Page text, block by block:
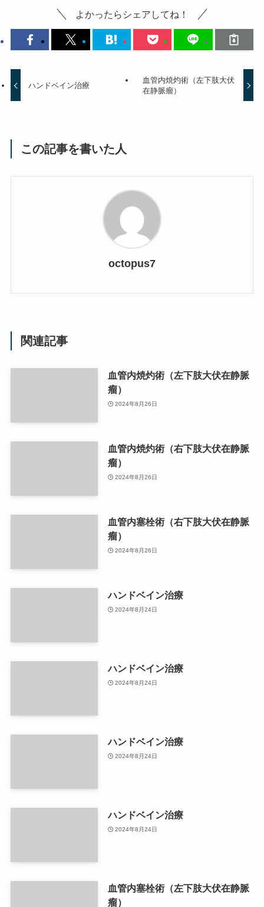
よかったらシェアしてね！
ハンドベイン治療
血管内焼灼術（左下肢大伏
在静脈瘤）
この記事を書いた人
octopus7
関連記事
血管内焼灼術（左下肢大伏在静脈
瘤）
2024年8月26日
血管内焼灼術（右下肢大伏在静脈
瘤）
2024年8月26日
血管内塞栓術（右下肢大伏在静脈
瘤）
2024年8月26日
ハンドベイン治療
2024年8月24日
ハンドベイン治療
2024年8月24日
ハンドベイン治療
2024年8月24日
ハンドベイン治療
2024年8月24日
血管内塞栓術（左下肢大伏在静脈
瘤）